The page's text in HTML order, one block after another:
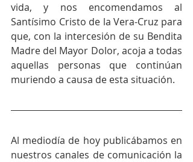
vida, y nos encomendamos al
Santísimo Cristo de la Vera-Cruz para
que, con la intercesión de su Bendita
Madre del Mayor Dolor, acoja a todas
aquellas personas que continúan
muriendo a causa de esta situación.
Al mediodía de hoy publicábamos en
nuestros canales de comunicación la